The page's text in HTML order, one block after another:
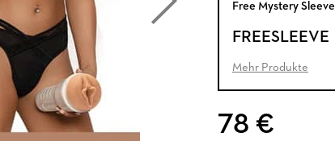
Free Mystery Sleeve
FREESLEEVE
Mehr Produkte
78 €